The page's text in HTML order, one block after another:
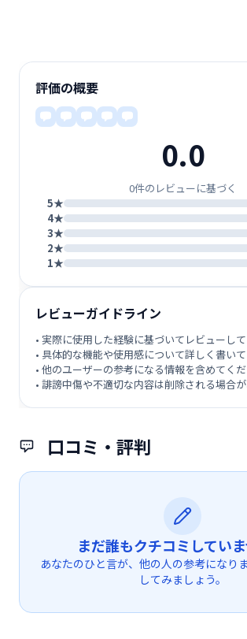
口コミ・評判
まだ誰もクチコミしていま
あなたのひと言が、他の人の参考になり
してみましょう。
評価の概要
0.0
0件のレビューに基づく
5★
4★
3★
2★
1★
レビューガイドライン
• 実際に使用した経験に基づいてレビューし
• 具体的な機能や使用感について詳しく書い
• 他のユーザーの参考になる情報を含めてく
• 誹謗中傷や不適切な内容は削除される場合